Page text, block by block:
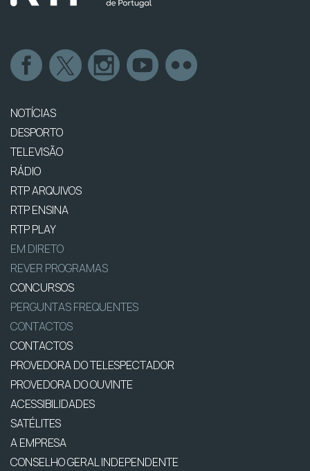
NOTÍCIAS
DESPORTO
TELEVISÃO
RÁDIO
RTP ARQUIVOS
RTP ENSINA
RTP PLAY
EM DIRETO
REVER PROGRAMAS
CONCURSOS
PERGUNTAS FREQUENTES
CONTACTOS
CONTACTOS
PROVEDORA DO TELESPECTADOR
PROVEDORA DO OUVINTE
ACESSIBILIDADES
SATÉLITES
A EMPRESA
CONSELHO GERAL INDEPENDENTE